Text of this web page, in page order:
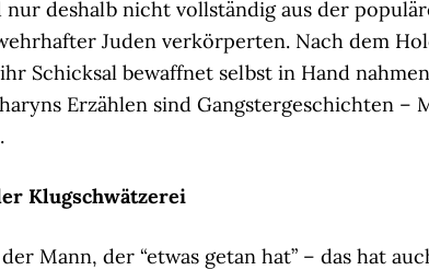
nur deshalb nicht vollständig aus der
Juden verkörperten. Nach dem
Schicksal bewaffnet selbst in Hand
Erzählen sind Gangstergeschichten –
Klugschwätzerei
Mann, der “etwas getan hat” – das hat